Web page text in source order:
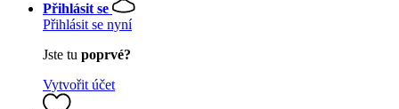
Přihlásit se
Přihlásit se nyní
Jste tu poprvé?
Vytvořit účet